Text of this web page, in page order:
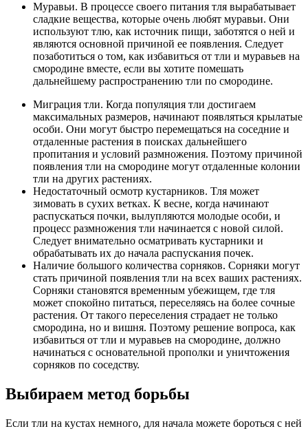
Муравьи. В процессе своего питания тля вырабатывает
сладкие вещества, которые очень любят муравьи. Они
используют тлю, как источник пищи, заботятся о ней и
являются основной причиной ее появления. Следует
позаботиться о том, как избавиться от тли и муравьев на
смородине вместе, если вы хотите помешать
дальнейшему распространению тли по смородине.
Миграция тли. Когда популяция тли достигаем
максимальных размеров, начинают появляться крылатые
особи. Они могут быстро перемещаться на соседние и
отдаленные растения в поисках дальнейшего
пропитания и условий размножения. Поэтому причиной
появления тли на смородине могут отдаленные колонии
тли на других растениях.
Недостаточный осмотр кустарников. Тля может
зимовать в сухих ветках. К весне, когда начинают
распускаться почки, вылупляются молодые особи, и
процесс размножения тли начинается с новой силой.
Следует внимательно осматривать кустарники и
обрабатывать их до начала распускания почек.
Наличие большого количества сорняков. Сорняки могут
стать причиной появления тли на всех ваших растениях.
Сорняки становятся временным убежищем, где тля
может спокойно питаться, переселяясь на более сочные
растения. От такого переселения страдает не только
смородина, но и вишня. Поэтому решение вопроса, как
избавиться от тли и муравьев на смородине, должно
начинаться с основательной прополки и уничтожения
сорняков по соседству.
Выбираем метод борьбы
Если тли на кустах немного, для начала можете бороться с ней